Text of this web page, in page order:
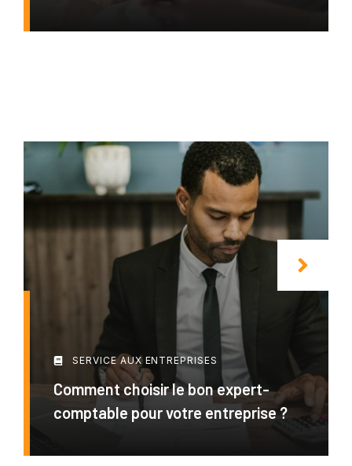
SERVICE AUX ENTREPRISES
Comment choisir le bon expert-
comptable pour votre entreprise ?